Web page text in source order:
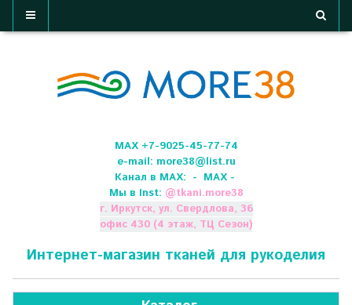
МАХ +7-9025-45-77-74
e-mail: more38@list.ru
Канал в МАХ: - МАХ -
Мы в Inst: @tkani.more38
г. Иркутск, ул. Свердлова, 36
офис 430 (4 этаж, ТЦ Сезон)
Интернет-магазин тканей для рукоделия